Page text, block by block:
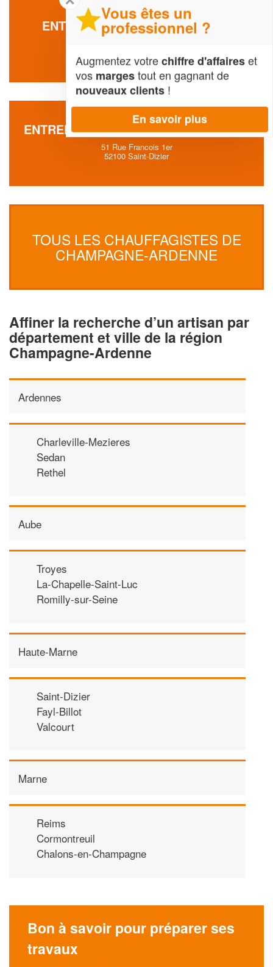
ENTREPRISE GEANCY MICKAEL
ENTREPRISE LETOCART DAUNIPHANE
51 Rue Francois 1er
52100 Saint-Dizier
TOUS LES CHAUFFAGISTES DE
CHAMPAGNE-ARDENNE
Affiner la recherche d’un artisan par
département et ville de la région
Champagne-Ardenne
Ardennes
Charleville-Mezieres
Sedan
Rethel
Aube
Troyes
La-Chapelle-Saint-Luc
Romilly-sur-Seine
Haute-Marne
Saint-Dizier
Fayl-Billot
Valcourt
Marne
Reims
Cormontreuil
Chalons-en-Champagne
Bon à savoir pour préparer ses
travaux
Vous êtes un
professionnel ?
Augmentez votrechiffre d'affaireset
vos margestout en gagnant de
nouveaux clients !
En savoir plus